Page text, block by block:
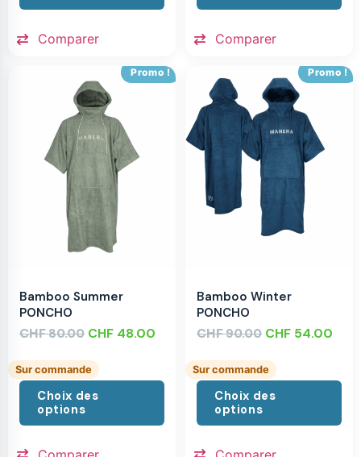
Comparer Comparer
Promo !
Bamboo Summer
PONCHO
CHF80.00 CHF 48.00
Sur commande
Choix des
options
Promo !
Bamboo Winter
PONCHO
CHF90.00 CHF 54.00
Sur commande
Choix des
options